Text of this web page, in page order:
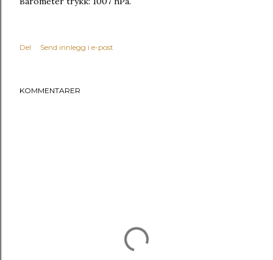
Del Send innlegg i e-post
KOMMENTARER